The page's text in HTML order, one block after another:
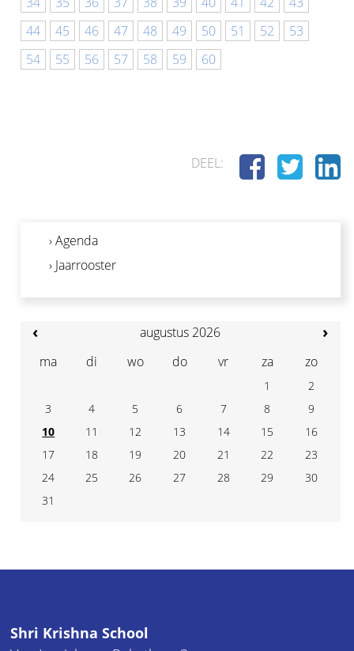
44
45 46 47 48 49 50 51 52
53
54
55 56 57 58 59 60
DEEL:
› Agenda
› Jaarrooster
‹ ›
augustus 2026
ma
di wo do vr za zo
1
2
3
4 5 6 7 8
9
10
11 12 13 14 15
16
17
18 19 20 21 22
23
24
25 26 27 28 29
30
31
Shri Krishna School